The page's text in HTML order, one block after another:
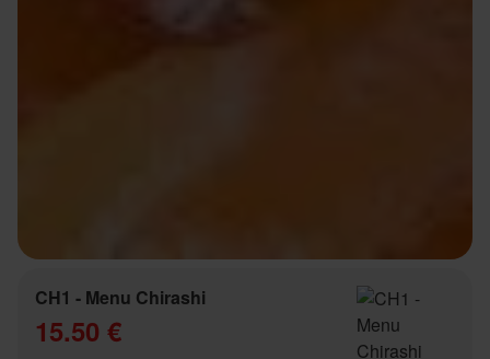
CH1 - Menu Chirashi
15.50 €